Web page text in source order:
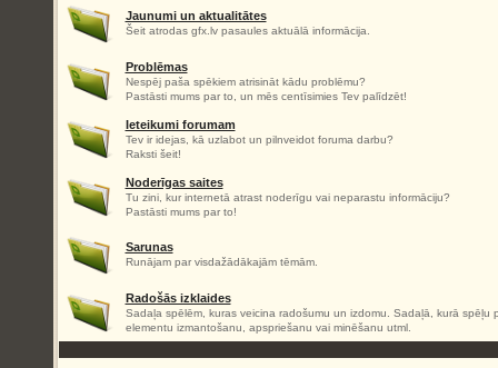
Jaunumi un aktualitātes
Šeit atrodas gfx.lv pasaules aktuālā informācija.
Problēmas
Nespēj paša spēkiem atrisināt kādu problēmu?
Pastāsti mums par to, un mēs centīsimies Tev palīdzēt!
Ieteikumi forumam
Tev ir idejas, kā uzlabot un pilnveidot foruma darbu?
Raksti šeit!
Noderīgas saites
Tu zini, kur internetā atrast noderīgu vai neparastu informāciju?
Pastāsti mums par to!
Sarunas
Runājam par visdažādākajām tēmām.
Radošās izklaides
Sadaļa spēlēm, kuras veicina radošumu un izdomu. Sadaļā, kurā spēļu
elementu izmantošanu, apspriešanu vai minēšanu utml.